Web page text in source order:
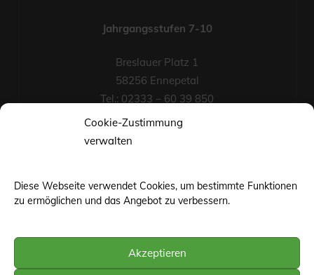
Cookie-Zustimmung
verwalten
Diese Webseite verwendet Cookies, um bestimmte Funktionen
zu ermöglichen und das Angebot zu verbessern.
Akzeptieren
Jahrgangsstufen 7-10
Breslauer Platz 1
58256 Ennepetal
Tel.: 02333 – 60 39 850
Fax-Nr.: 02333 – 60 39 852
©web-base.org | Wuppertal